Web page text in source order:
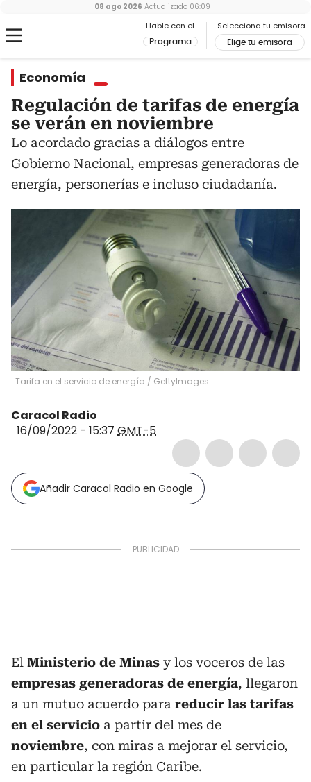
Hable con el
Programa
Selecciona tu emisora
Elige tu emisora
08 ago 2026 Actualizado 06:09
Economía
Regulación de tarifas de energía
se verán en noviembre
Lo acordado gracias a diálogos entre
Gobierno Nacional, empresas generadoras de
energía, personerías e incluso ciudadanía.
Tarifa en el servicio de energía / GettyImages
Caracol Radio
16/09/2022 - 15:37 GMT-5
Añadir Caracol Radio en Google
El Ministerio de Minas y los voceros de las
empresas generadoras de energía, llegaron
a un mutuo acuerdo para reducir las tarifas
en el servicio a partir del mes de
noviembre, con miras a mejorar el servicio,
en particular la región Caribe.